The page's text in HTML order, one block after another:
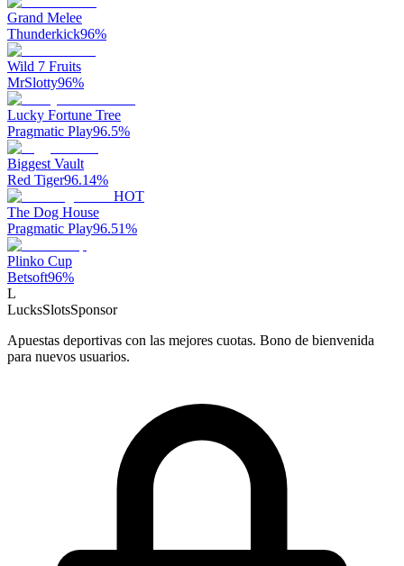
Grand Melee
Thunderkick96%
Wild 7 Fruits
MrSlotty96%
Lucky Fortune Tree
Pragmatic Play96.5%
Biggest Vault
Red Tiger96.14%
HOT
The Dog House
Pragmatic Play96.51%
Plinko Cup
Betsoft96%
L
LucksSlotsSponsor
Apuestas deportivas con las mejores cuotas. Bono de bienvenida
para nuevos usuarios.